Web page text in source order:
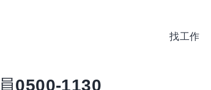
找工作
0500-1130